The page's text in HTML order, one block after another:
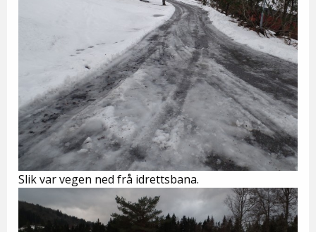
Slik var vegen ned frå idrettsbana.